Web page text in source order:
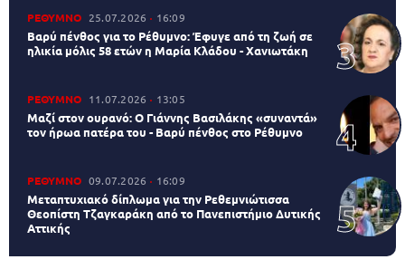
ΡΕΘΥΜΝΟ 25.07.2026 16:09
Βαρύ πένθος για το Ρέθυμνο: Έφυγε από τη ζωή σε
ηλικία μόλις 58 ετών η Μαρία Κλάδου - Χανιωτάκη
ΡΕΘΥΜΝΟ 11.07.2026 13:05
Μαζί στον ουρανό: Ο Γιάννης Βασιλάκης «συναντά»
τον ήρωα πατέρα του - Βαρύ πένθος στο Ρέθυμνο
ΡΕΘΥΜΝΟ 09.07.2026 16:09
Μεταπτυχιακό δίπλωμα για την Ρεθεμνιώτισσα
Θεοπίστη Τζαγκαράκη από το Πανεπιστήμιο Δυτικής
Αττικής